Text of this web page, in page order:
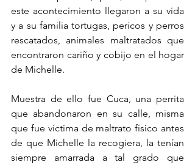
este acontecimiento llegaron a su vida
y a su familia tortugas, pericos y perros
rescatados, animales maltratados que
encontraron cariño y cobijo en el hogar
de Michelle.
Muestra de ello fue Cuca, una perrita
que abandonaron en su calle, misma
que fue víctima de maltrato físico antes
de que Michelle la recogiera, la tenían
siempre amarrada a tal grado que